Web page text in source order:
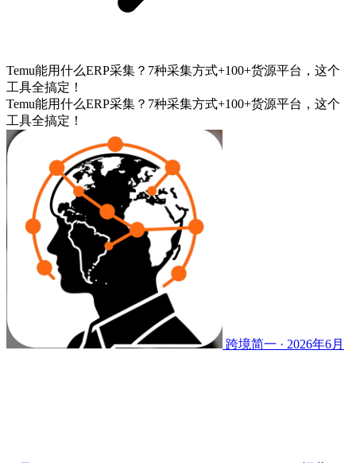
Temu能用什么ERP采集？7种采集方式+100+货源平台，这个
工具全搞定！
Temu能用什么ERP采集？7种采集方式+100+货源平台，这个
工具全搞定！
跨境简一 · 2026年6月